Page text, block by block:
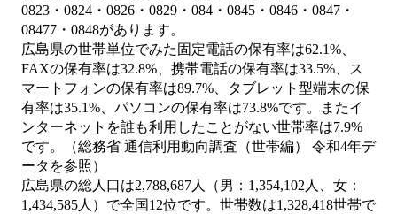
0823・0824・0826・0829・084・0845・0846・0847・
08477・0848があります。
広島県の世帯単位でみた固定電話の保有率は62.1%、
FAXの保有率は32.8%、携帯電話の保有率は33.5%、ス
マートフォンの保有率は89.7%、タブレット型端末の保
有率は35.1%、パソコンの保有率は73.8%です。またイ
ンターネットを誰も利用したことがない世帯率は7.9%
です。（総務省 通信利用動向調査（世帯編） 令和4年デ
ータを参照）
広島県の総人口は2,788,687人（男：1,354,102人、女：
1,434,585人）で全国12位です。世帯数は1,328,418世帯で